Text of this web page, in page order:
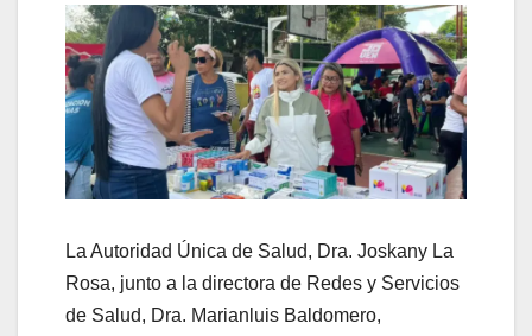
La Autoridad Única de Salud, Dra. Joskany La
Rosa, junto a la directora de Redes y Servicios
de Salud, Dra. Marianluis Baldomero,